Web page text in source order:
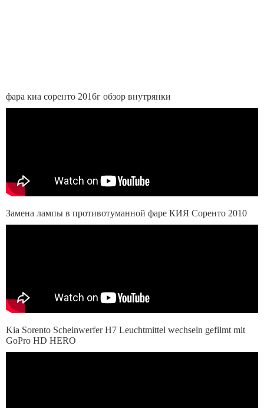
фара киа соренто 2016г обзор внутрянки
Замена лампы в противотуманной фаре КИЯ Соренто 2010
Kia Sorento Scheinwerfer H7 Leuchtmittel wechseln gefilmt mit
GoPro HD HERO